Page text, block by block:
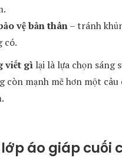
vệ bản thân– tránh
có.
viết gì lại là lựa chọn sáng
còn mạnh mẽ hơn một câu
áo giáp cuối